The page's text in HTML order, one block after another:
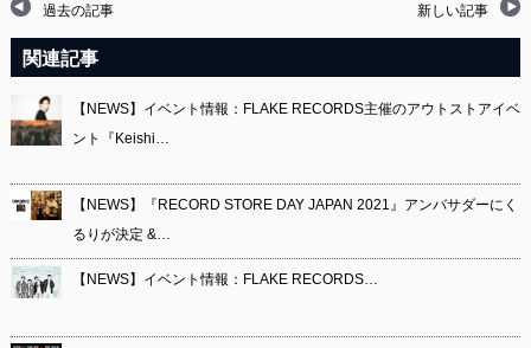
過去の記事 新しい記事
関連記事
【NEWS】イベント情報：FLAKE RECORDS主催のアウトストアイベ
ント『Keishi…
【NEWS】『RECORD STORE DAY JAPAN 2021』アンバサダーにく
るりが決定 &…
【NEWS】イベント情報：FLAKE RECORDS…